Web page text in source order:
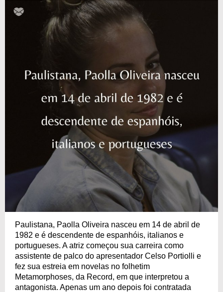
Paulistana, Paolla Oliveira nasceu em 14 de abril de
1982 e é descendente de espanhóis, italianos e
portugueses. A atriz começou sua carreira como
assistente de palco do apresentador Celso Portiolli e
fez sua estreia em novelas no folhetim
Metamorphoses, da Record, em que interpretou a
antagonista. Apenas um ano depois foi contratada